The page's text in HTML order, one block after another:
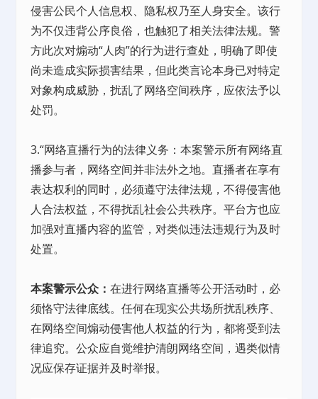
侵害公民个人信息权、隐私权乃至人身安全。该行
为不仅违背公序良俗，也触犯了相关法律法规。警
方此次对煽动“人肉”的行为进行查处，明确了即使
尚未造成实际损害结果，但此类言论本身已对特定
对象构成威胁，扰乱了网络空间秩序，应依法予以
处罚。
3.“网络直播行为的法律义务：本案警示所有网络直
播参与者，网络空间并非法外之地。直播者在享有
表达权利的同时，必须遵守法律法规，不得侵害他
人合法权益，不得扰乱社会公共秩序。平台方也应
加强对直播内容的监管，对类似违法违规行为及时
处置。
本案警示公众：在进行网络直播等公开活动时，必
须恪守法律底线。任何在现实公共场所扰乱秩序、
在网络空间煽动侵害他人权益的行为，都将受到法
律追究。公众应自觉维护清朗网络空间，遇类似情
况应保存证据并及时举报。